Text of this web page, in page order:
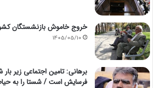
خروج خاموش بازنشستگان
1405/05/10
برهانی: تامین اجتماعی زیر
فرسایش است / شستا را به